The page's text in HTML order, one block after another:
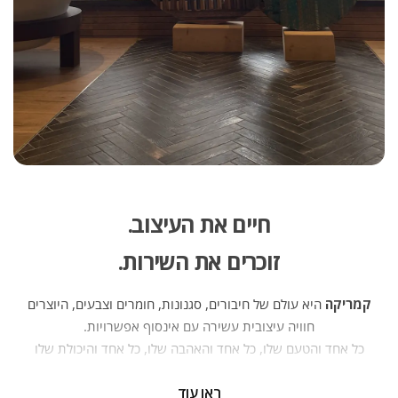
חיים את העיצוב.
זוכרים את השירות.
קמריקה היא עולם של חיבורים, סגנונות, חומרים וצבעים, היוצרים
חוויה עיצובית עשירה עם אינסוף אפשרויות.
כל אחד והטעם שלו, כל אחד והאהבה שלו, כל אחד והיכולת שלו
העיצוב של קמריקה ניצבים מדי יום בפני אתגר חדש — לחבר בין
ראו עוד